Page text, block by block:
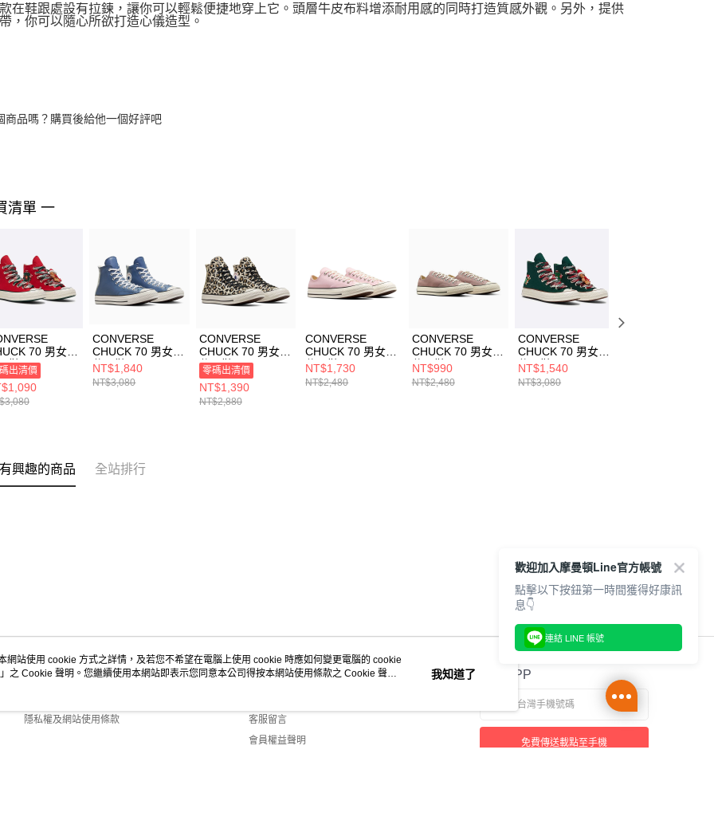
在鞋跟處設有拉鍊，讓你可以輕鬆便捷地穿上它。頭層牛皮布料增添耐用感的同時打造質感外觀。另外，提供
，你可以隨心所欲打造心儀造型。
商品嗎？購買後給他一個好評吧
清單 一
70 男女
鞋 A12454C
出清價
CONVERSE
CHUCK 70 男女
休閒鞋 A10550C
NT$1,840
NT$3,080
CONVERSE
CHUCK 70 男女
休閒鞋 A13436C
零碼出清價
NT$1,390
NT$2,880
CONVERSE
CHUCK 70 男女
休閒鞋 A13840C
NT$1,730
NT$2,480
CONVERSE
CHUCK 70 男女
休閒鞋 A12407C
NT$990
NT$2,480
CONVERSE
CHUCK 70 男女
休閒鞋 A12455C
NT$1,540
NT$3,080
興趣的商品 全站排行
關於我們
隱私權及網站使用條款
客服資訊
客服留言
會員權益聲明
官方APP
免費傳送載點至手機
網站使用 cookie 方式之詳情，及若您不希望在電腦上使用 cookie 時應如何變更電腦的 cookie
」之 Cookie 聲明。您繼續使用本網站即表示您同意本公司得按本網站使用條款之 Cookie 聲明
我知道了
歡迎加入摩曼頓Line官方帳號
點擊以下按鈕第一時間獲得好康訊
息👇
連結 LINE 帳號